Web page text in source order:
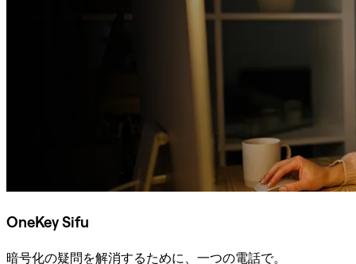
OneKey Sifu
暗号化の疑問を解消するために、一つの電話で。